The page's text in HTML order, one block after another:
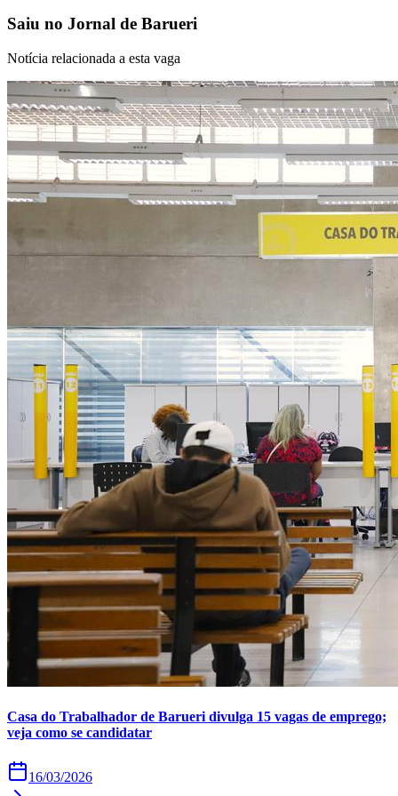
NFL
UFC
MLB
NHL
Atletismo
Vôlei
NBB
Competições de Futebol
Brasileirão Série A
Copa do Brasil
Champions League
Premier League
La Liga
Bundesliga
Mundial 2026
Times - Ir direto
Saiu no Jornal de Barueri
Notícia relacionada a esta vaga
Casa do Trabalhador de Barueri divulga 15 vagas de emprego;
veja como se candidatar
16/03/2026